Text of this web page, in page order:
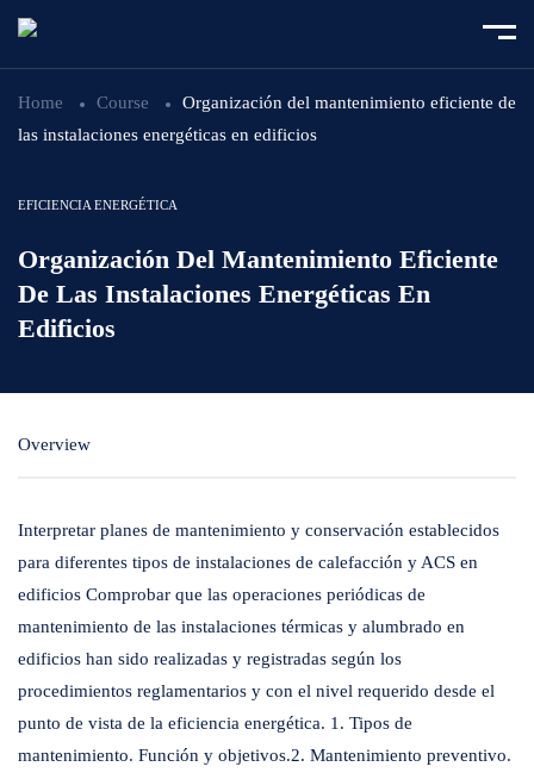
Home Course
Organización del mantenimiento eficiente de
las instalaciones energéticas en edificios
EFICIENCIA ENERGÉTICA
Organización Del Mantenimiento Eficiente
De Las Instalaciones Energéticas En
Edificios
Overview
Interpretar planes de mantenimiento y conservación establecidos
para diferentes tipos de instalaciones de calefacción y ACS en
edificios Comprobar que las operaciones periódicas de
mantenimiento de las instalaciones térmicas y alumbrado en
edificios han sido realizadas y registradas según los
procedimientos reglamentarios y con el nivel requerido desde el
punto de vista de la eficiencia energética. 1. Tipos de
mantenimiento. Función y objetivos.2. Mantenimiento preventivo.